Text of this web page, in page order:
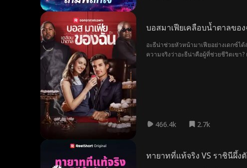
บอสมาเฟียเคลือบน้ำตาลขอ
อะธีน่าช่วยหัวหน้ามาเฟียอย่างเดกซ์ไ
ความจริงว่าอะธีน่าคือผู้ที่ช่วยชีวิตเขา
466.4k 2.7k
ทายาทที่แท้จริง VS ราชินีผึ้ง